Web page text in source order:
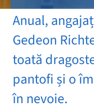
Anual,
Gedeon
toată
pantofi și o
în nevoie.